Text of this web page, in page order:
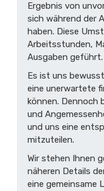
Ergebnis von
sich während der
haben. Diese
Arbeitsstunden,
Ausgaben geführt.
Es ist uns
eine unerwartete
können. Dennoch
und
und uns eine
mitzuteilen.
Wir stehen Ihnen
näheren Details
eine gemeinsame